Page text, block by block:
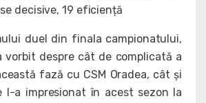
decisive, 19 eficiență
duel din finala campionatului,
vorbit despre cât de complicată a
fază cu CSM Oradea, cât și
l-a impresionat în acest sezon la